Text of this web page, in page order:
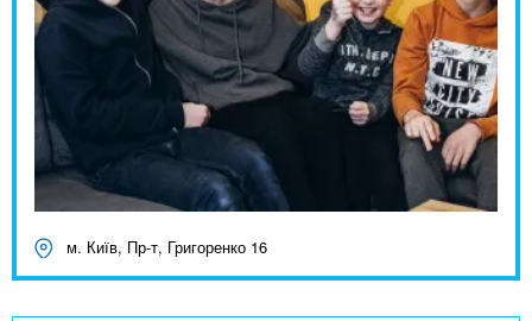
м. Київ, Пр-т, Григоренко 16